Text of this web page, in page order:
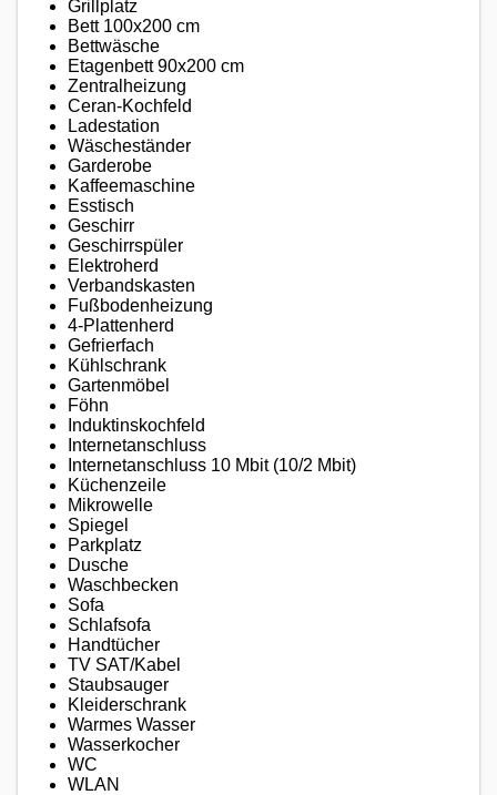
Grillplatz
Bett 100x200 cm
Bettwäsche
Etagenbett 90x200 cm
Zentralheizung
Ceran-Kochfeld
Ladestation
Wäscheständer
Garderobe
Kaffeemaschine
Esstisch
Geschirr
Geschirrspüler
Elektroherd
Verbandskasten
Fußbodenheizung
4-Plattenherd
Gefrierfach
Kühlschrank
Gartenmöbel
Föhn
Induktinskochfeld
Internetanschluss
Internetanschluss 10 Mbit (10/2 Mbit)
Küchenzeile
Mikrowelle
Spiegel
Parkplatz
Dusche
Waschbecken
Sofa
Schlafsofa
Handtücher
TV SAT/Kabel
Staubsauger
Kleiderschrank
Warmes Wasser
Wasserkocher
WC
WLAN